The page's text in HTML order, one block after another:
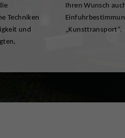
Techniken
und
Thema
„Kunsttransport“.